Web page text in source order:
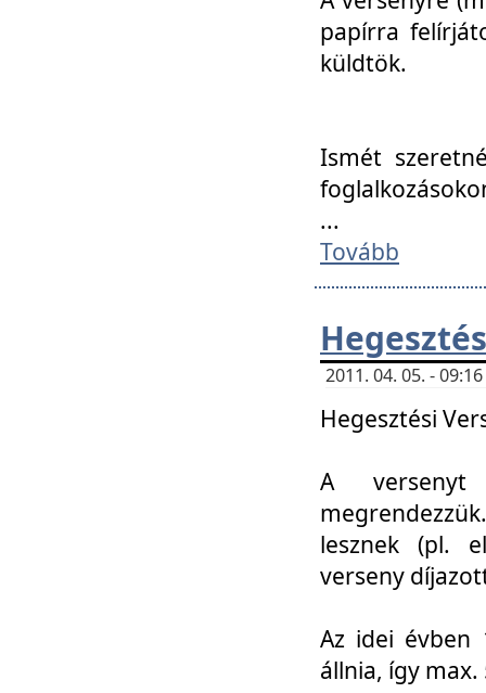
papírra
küldtök.
Ismét
...
Tovább
2011. 04. 05. -
Hegesztési
A versenyt
lesznek (pl.
verseny
Az idei évben
állnia, így